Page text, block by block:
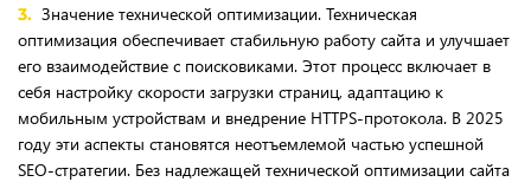
Значение технической оптимизации. Техническая
оптимизация обеспечивает стабильную работу сайта и улучшает
его взаимодействие с поисковиками. Этот процесс включает в
себя настройку скорости загрузки страниц, адаптацию к
мобильным устройствам и внедрение HTTPS-протокола. В 2025
году эти аспекты становятся неотъемлемой частью успешной
SEO-стратегии. Без надлежащей технической оптимизации сайта